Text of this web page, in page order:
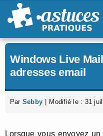
Passer
au
Windows Live
adresses email
Par Sebby Modifié le : 31
Lorsque vous envoyez